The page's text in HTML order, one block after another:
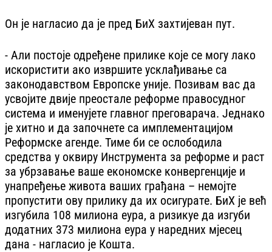
Он је нагласио да је пред БиХ захтијеван пут.
- Али постоје одређене прилике које се могу лако
искористити ако извршите усклађивање са
законодавством Европске уније. Позивам вас да
усвојите двије преостале реформе правосудног
система и именујете главног преговарача. Једнако
је хитно и да започнете са имплементацијом
Реформске агенде. Тиме би се ослободила
средства у оквиру Инструмента за реформе и раст
за убрзавање ваше економске конвергенције и
унапређење живота ваших грађана – немојте
пропустити ову прилику да их осигурате. БиХ је већ
изгубила 108 милиона еура, а ризикуе да изгуби
додатних 373 милиона еура у наредних мјесец
дана - нагласио је Кошта.